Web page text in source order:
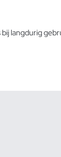
langdurig